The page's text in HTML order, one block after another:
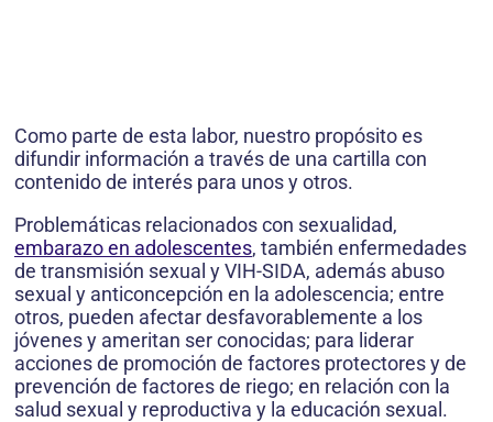
Como parte de esta labor, nuestro propósito es
difundir información a través de una cartilla con
contenido de interés para unos y otros.
Problemáticas relacionados con sexualidad,
embarazo en adolescentes, también enfermedades
de transmisión sexual y VIH-SIDA, además abuso
sexual y anticoncepción en la adolescencia; entre
otros, pueden afectar desfavorablemente a los
jóvenes y ameritan ser conocidas; para liderar
acciones de promoción de factores protectores y de
prevención de factores de riego; en relación con la
salud sexual y reproductiva y la educación sexual.